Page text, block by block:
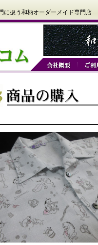
に扱う和柄オーダーメイド専門店